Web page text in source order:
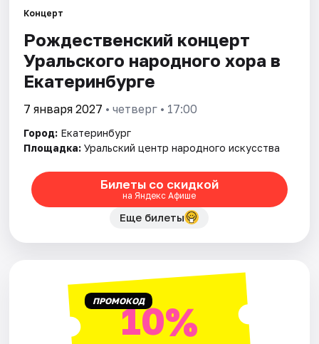
Города
Площадки
Артисты
Рейтинги
Концерт
Рождественский концерт
Уральского народного хора в
Екатеринбурге
7 января 2027 • четверг • 17:00
Город: Екатеринбург
Площадка: Уральский центр народного искусства
Билеты со скидкой
на Яндекс Афише
Еще билеты
ПРОМОКОД10%